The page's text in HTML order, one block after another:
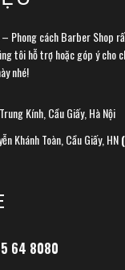
Phong cách Barber Shop
tôi hỗ trợ hoặc góp ý cho
nhé!
Kính, Cầu Giấy, Hà Nội
Khánh Toàn, Cầu Giấy, HN
64 8080